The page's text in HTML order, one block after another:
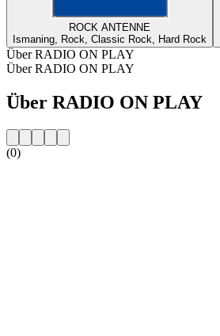
ROCK ANTENNE
Ismaning, Rock, Classic Rock, Hard Rock
Über RADIO ON PLAY
Über RADIO ON PLAY
Über RADIO ON PLAY
(0)